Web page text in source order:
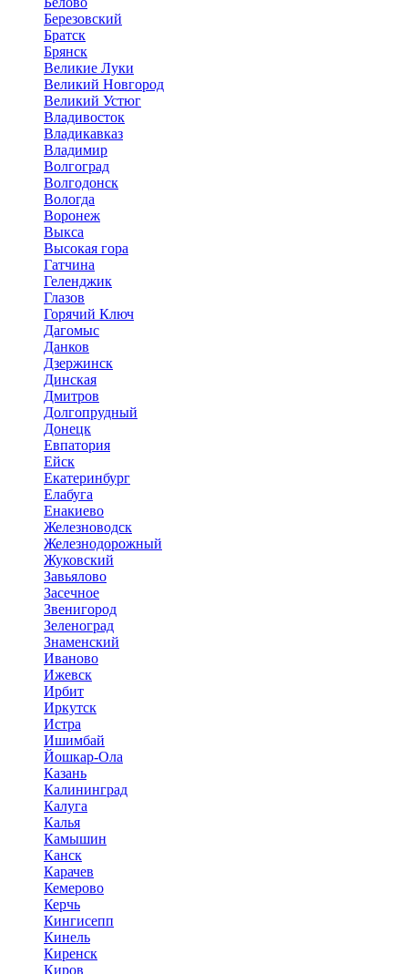
Березовский
Братск
Брянск
Великие Луки
Великий Новгород
Великий Устюг
Владивосток
Владикавказ
Владимир
Волгоград
Волгодонск
Вологда
Воронеж
Выкса
Высокая гора
Гатчина
Геленджик
Глазов
Горячий Ключ
Дагомыс
Данков
Дзержинск
Динская
Дмитров
Долгопрудный
Донецк
Евпатория
Ейск
Екатеринбург
Елабуга
Енакиево
Железноводск
Железнодорожный
Жуковский
Завьялово
Засечное
Звенигород
Зеленоград
Знаменский
Иваново
Ижевск
Ирбит
Иркутск
Истра
Ишимбай
Йошкар-Ола
Казань
Калининград
Калуга
Калья
Камышин
Канск
Карачев
Кемерово
Керчь
Кингисепп
Кинель
Киренск
Киров